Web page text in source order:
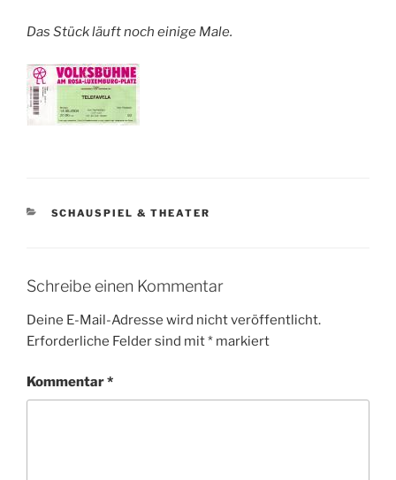
Das Stück läuft noch einige Male.
KATEGORIEN
SCHAUSPIEL & THEATER
Schreibe einen Kommentar
Deine E-Mail-Adresse wird nicht veröffentlicht.
Erforderliche Felder sind mit* markiert
Kommentar*